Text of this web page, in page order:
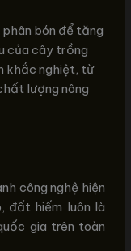
phân bón để tăng
của cây trồng
khắc nghiệt, từ
lượng nông
công nghệ hiện
đất hiếm luôn là
gia trên toàn